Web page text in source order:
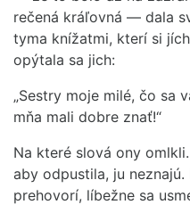
rečená kráľovná — dala
tyma knížatmi, kterí si
opýtala sa jich:
„Sestry moje milé, čo sa
mňa mali dobre znať!“
Na které slová ony
aby odpustila, ju
prehovorí, líbežne sa